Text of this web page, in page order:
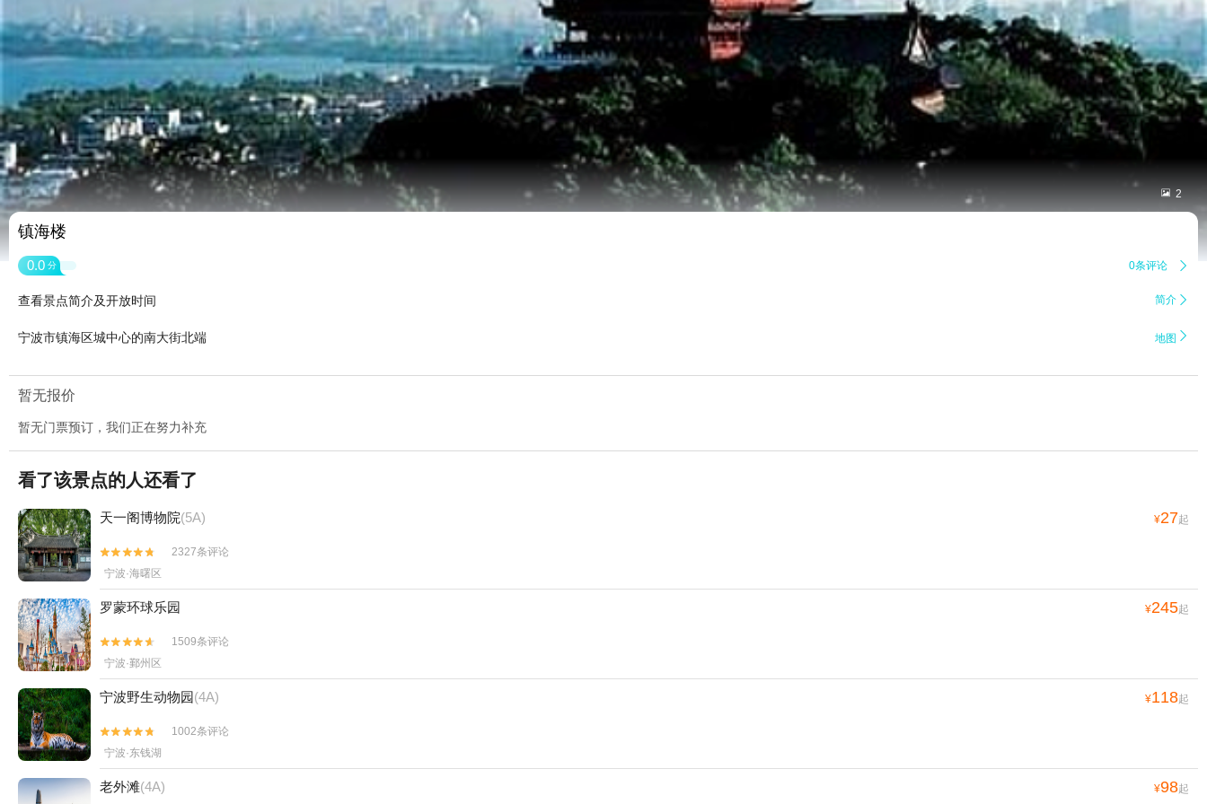
 2
镇海楼
0.0 分 0条评论 
查看景点简介及开放时间 简介 
宁波市镇海区城中心的南大街北端 地图 
暂无报价
暂无门票预订，我们正在努力补充
看了该景点的人还看了
天一阁博物院(5A) ¥27起


2327条评论
宁波·海曙区
罗蒙环球乐园 ¥245起


1509条评论
宁波·鄞州区
宁波野生动物园(4A) ¥118起


1002条评论
宁波·东钱湖
老外滩(4A) ¥98起